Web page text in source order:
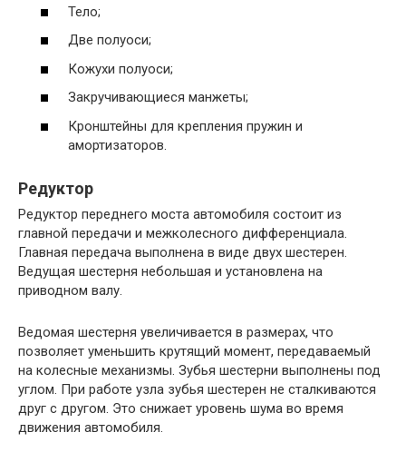
Тело;
Две полуоси;
Кожухи полуоси;
Закручивающиеся манжеты;
Кронштейны для крепления пружин и
амортизаторов.
Редуктор
Редуктор переднего моста автомобиля состоит из
главной передачи и межколесного дифференциала.
Главная передача выполнена в виде двух шестерен.
Ведущая шестерня небольшая и установлена ​​на
приводном валу.
Ведомая шестерня увеличивается в размерах, что
позволяет уменьшить крутящий момент, передаваемый
на колесные механизмы. Зубья шестерни выполнены под
углом. При работе узла зубья шестерен не сталкиваются
друг с другом. Это снижает уровень шума во время
движения автомобиля.